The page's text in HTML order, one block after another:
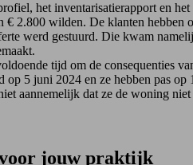
het inventarisatierapport en
€ 2.800 wilden. De klanten hebben
werd gestuurd. Die kwam
tijd om de consequenties
op 5 juni 2024 en ze hebben pas op
aannemelijk dat ze de woning
jouw praktijk